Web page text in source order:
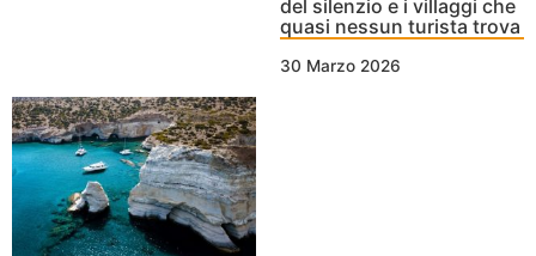
del silenzio e i villaggi che
quasi nessun turista trova
30 Marzo 2026